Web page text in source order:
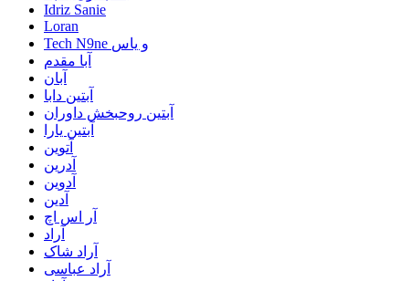
Idriz Sanie
Loran
Tech N9ne و یاس
آبا مقدم
آبان
آبتین دابا
آبتین روحبخش داوران
آبتین یارا
آتوین
آدرین
آدوین
آدین
آر اس اچ
آراد
آراد شاک
آراد عباسی